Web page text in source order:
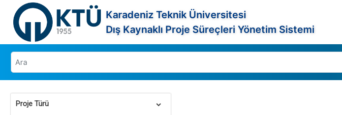
Karadeniz Teknik Üniversitesi
Dış Kaynaklı Proje Süreçleri Yönetim Sistemi
Proje Türü